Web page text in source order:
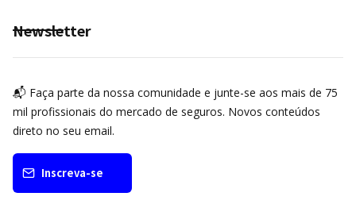
Newsletter
📬 Faça parte da nossa comunidade e junte-se aos mais de 75
mil profissionais do mercado de seguros. Novos conteúdos
direto no seu email.
Inscreva-se